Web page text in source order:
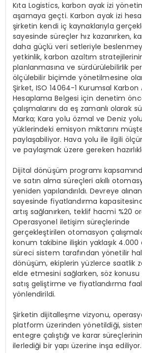
Kıta Logistics, karbon ayak izi
aşamaya geçti. Karbon ayak izi
şirketin kendi iç kaynaklarıyla
sayesinde süreçler hız kazanırken,
daha güçlü veri setleriyle
yetkinlik, karbon azaltım
planlanmasına ve sürdürülebilirlik
ölçülebilir biçimde yönetilmesine
Şirket,ISO 14064-1 Kurumsal Karbon
Hesaplama Belgesi için denetim
çalışmalarını da eş zamanlı olarak
Marka; Kara yolu özmal ve Deniz
yüklerindeki emisyon miktarını
paylaşabiliyor. Hava yolu ile ilgili
ve paylaşmak üzere gereken
Dijital dönüşüm programı
ve satın alma süreçleri akıllı
yeniden yapılandırıldı. Devreye
sayesinde fiyatlandırma
artışsağlanırken, teklif hacmi %20
Operasyonel iletişim süreçlerinde
gerçekleştirilen otomasyon
konum takibine ilişkin yaklaşık
süreci sistem tarafından yönetilir
dönüşüm, ekiplerin yüzlerce saatlik
elde etmesini sağlarken, söz
satış geliştirme ve fiyatlandırma
yönlendirildi.
Şirketin dijitalleşme vizyonu,
platform üzerinden yönetildiği,
entegre çalıştığı ve karar
ilerlediği bir yapı üzerine inşa